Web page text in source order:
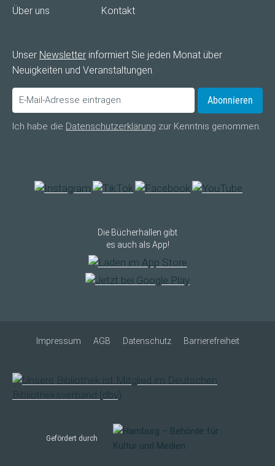
Über uns Kontakt
Unser Newsletter informiert Sie jeden Monat über
Neuigkeiten und Veranstaltungen.
Abonnieren
Ich habe die Datenschutzerklärung zur Kenntnis genommen.
Die Bücherhallen gibt
es auch als App!
Impressum AGB Datenschutz Barrierefreiheit
Gefördert durch